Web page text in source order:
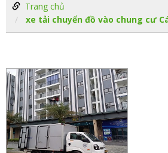
Trang chủ
xe tải chuyển đồ vào chung cư